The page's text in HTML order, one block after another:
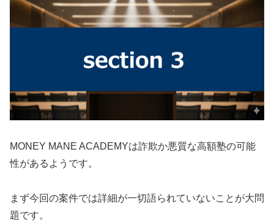
MONEY MANE ACADEMYは詐欺か悪質な高額塾の可能
性があるようです。
まず今回の案件では詳細が一切語られていないことが大問
題です。